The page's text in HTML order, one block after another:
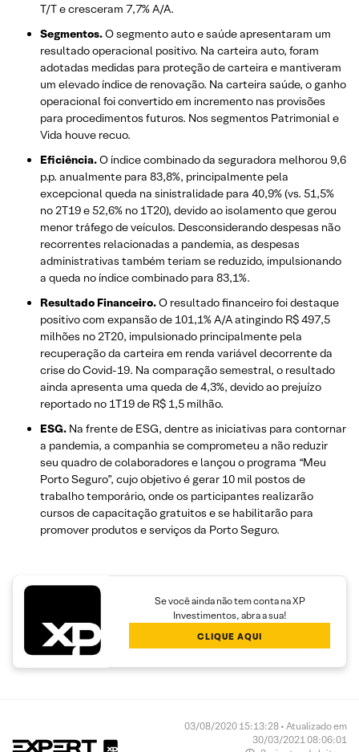
T/T e cresceram 7,7% A/A.
Segmentos.O segmento auto e saúde apresentaram um
resultado operacional positivo. Na carteira auto, foram
adotadas medidas para proteção de carteira e mantiveram
um elevado índice de renovação. Na carteira saúde, o ganho
operacional foi convertido em incremento nas provisões
para procedimentos futuros. Nos segmentos Patrimonial e
Vida houve recuo.
Eficiência.O índice combinado da seguradora melhorou 9,6
p.p. anualmente para 83,8%, principalmente pela
excepcional queda na sinistralidade para 40,9% (vs. 51,5%
no 2T19 e 52,6% no 1T20), devido ao isolamento que gerou
menor tráfego de veículos. Desconsiderando despesas não
recorrentes relacionadas a pandemia, as despesas
administrativas também teriam se reduzido, impulsionando
a queda no índice combinado para 83,1%.
Resultado Financeiro.O resultado financeiro foi destaque
positivo com expansão de 101,1% A/A atingindo R$ 497,5
milhões no 2T20, impulsionado principalmente pela
recuperação da carteira em renda variável decorrente da
crise do Covid-19. Na comparação semestral, o resultado
ainda apresenta uma queda de 4,3%, devido ao prejuízo
reportado no 1T19 de R$ 1,5 milhão.
ESG. Na frente de ESG, dentre as iniciativas para contornar
a pandemia, a companhia se comprometeu a não reduzir
seu quadro de colaboradores e lançou o programa “Meu
Porto Seguro”, cujo objetivo é gerar 10 mil postos de
trabalho temporário, onde os participantes realizarão
cursos de capacitação gratuitos e se habilitarão para
promover produtos e serviços da Porto Seguro.
Se você ainda não tem conta na XP
Investimentos, abra a sua!
CLIQUE AQUI
03/08/2020 15:13:28 • Atualizado em
30/03/2021 08:06:01